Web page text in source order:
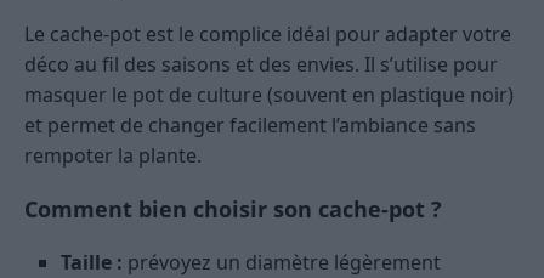
Le cache-pot est le complice idéal pour adapter votre
déco au fil des saisons et des envies. Il s’utilise pour
masquer le pot de culture (souvent en plastique noir)
et permet de changer facilement l’ambiance sans
rempoter la plante.
Comment bien choisir son cache-pot ?
Taille : prévoyez un diamètre légèrement